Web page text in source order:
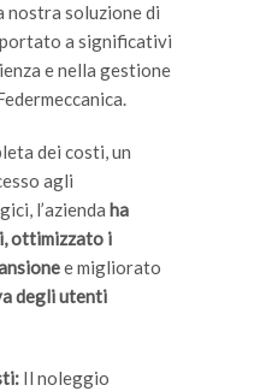
nostra soluzione di
a significativi
e nella gestione
dei costi, un
agli
l’azienda ha
ottimizzato i
e migliorato
degli utenti
Il noleggio